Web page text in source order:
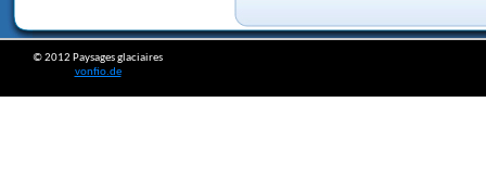
© 2012 Paysages glaciaires
vonfio.de